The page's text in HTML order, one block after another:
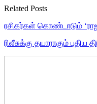
Related Posts
ரசிகர்கள் கொண்டாடும்
ரிலீசுக்கு தயாராகும்